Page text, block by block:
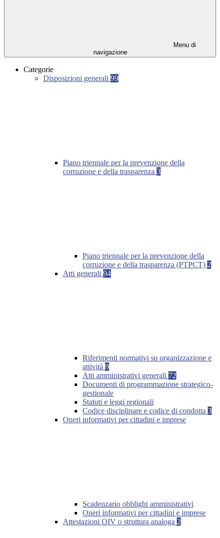
Menu di
navigazione
Categorie
Disposizioni generali 99
Piano triennale per la prevenzione della
corruzione e della trasparenza 3
Piano triennale per la prevenzione della
corruzione e della trasparenza (PTPCT) 2
Atti generali 94
Riferimenti normativi su organizzazione e
attività 9
Atti amministrativi generali 72
Documenti di programmazione strategico-
gestionale
Statuti e leggi regionali
Codice disciplinare e codice di condotta 3
Oneri informativi per cittadini e imprese
Scadenzario obblighi amministrativi
Oneri informativi per cittadini e imprese
Attestazioni OIV o struttura analoga 2